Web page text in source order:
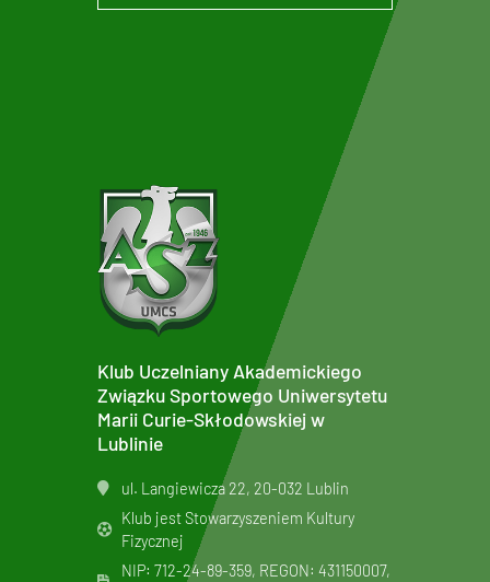
Klub Uczelniany Akademickiego
Związku Sportowego Uniwersytetu
Marii Curie-Skłodowskiej w
Lublinie
ul. Langiewicza 22, 20-032 Lublin
Klub jest Stowarzyszeniem Kultury
Fizycznej
NIP: 712-24-89-359, REGON: 431150007,